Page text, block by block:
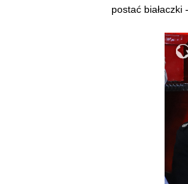
postać białaczki